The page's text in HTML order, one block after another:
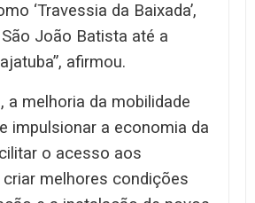
‘Travessia da Baixada’,
João Batista até a
afirmou.
a melhoria da mobilidade
impulsionar a economia da
o acesso aos
melhores condições